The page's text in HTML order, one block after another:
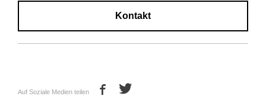
Kontakt
Auf Soziale Medien teilen